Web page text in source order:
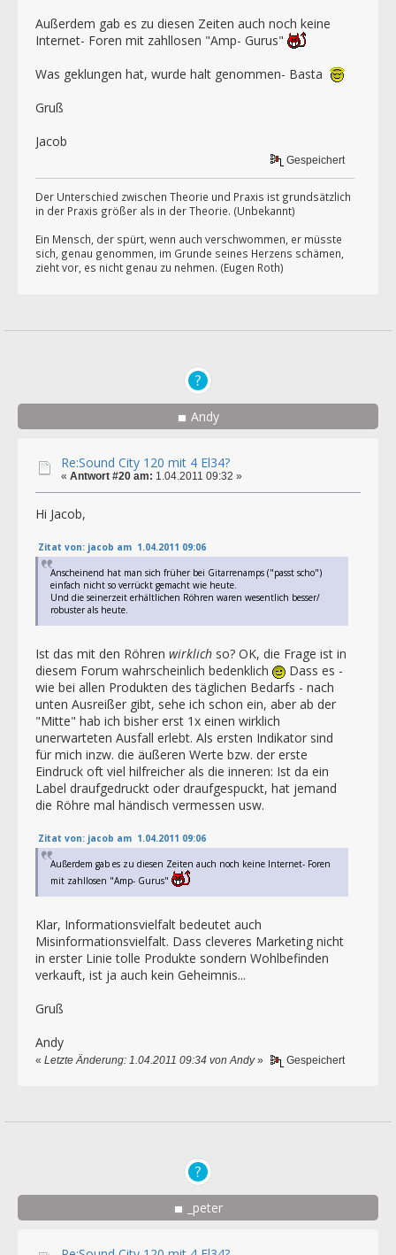
Außerdem gab es zu diesen Zeiten auch noch keine
Internet- Foren mit zahllosen "Amp- Gurus"
Was geklungen hat, wurde halt genommen- Basta
Gruß
Jacob
Gespeichert
Der Unterschied zwischen Theorie und Praxis ist grundsätzlich
in der Praxis größer als in der Theorie. (Unbekannt)
Ein Mensch, der spürt, wenn auch verschwommen, er müsste
sich, genau genommen, im Grunde seines Herzens schämen,
zieht vor, es nicht genau zu nehmen. (Eugen Roth)
Andy
Re:Sound City 120 mit 4 El34?
« Antwort #20 am: 1.04.2011 09:32 »
Hi Jacob,
Zitat von: jacob am 1.04.2011 09:06
Anscheinend hat man sich früher bei Gitarrenamps ("passt scho")
einfach nicht so verrückt gemacht wie heute.
Und die seinerzeit erhältlichen Röhren waren wesentlich besser/
robuster als heute.
Ist das mit den Röhren wirklich so? OK, die Frage ist in
diesem Forum wahrscheinlich bedenklich
Dass es -
wie bei allen Produkten des täglichen Bedarfs - nach
unten Ausreißer gibt, sehe ich schon ein, aber ab der
"Mitte" hab ich bisher erst 1x einen wirklich
unerwarteten Ausfall erlebt. Als ersten Indikator sind
für mich inzw. die äußeren Werte bzw. der erste
Eindruck oft viel hilfreicher als die inneren: Ist da ein
Label draufgedruckt oder draufgespuckt, hat jemand
die Röhre mal händisch vermessen usw.
Zitat von: jacob am 1.04.2011 09:06
Außerdem gab es zu diesen Zeiten auch noch keine Internet- Foren
mit zahllosen "Amp- Gurus"
Klar, Informationsvielfalt bedeutet auch
Misinformationsvielfalt. Dass cleveres Marketing nicht
in erster Linie tolle Produkte sondern Wohlbefinden
verkauft, ist ja auch kein Geheimnis...
Gruß
Andy
« Letzte Änderung: 1.04.2011 09:34 von Andy» Gespeichert
_peter